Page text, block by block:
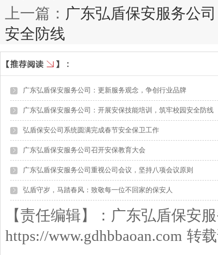
上一篇： 广东弘盾保安服务公
安全防线
广东弘盾保安服务公司：更新服务观念，争创行业品牌
广东弘盾保安服务公司：开展安保技能培训，筑牢校园安全防线
弘盾保安公司系统圆满完成春节安全保卫工作
广东弘盾保安服务公司召开安保教育大会
广东弘盾保安服务公司重视公司会议，坚持八项会议原则
弘盾守岁，马踏春风：致敬每一位不回家的保安人
【责任编辑】： 广东弘盾保安
https://www.gdhbbaoan.com 转